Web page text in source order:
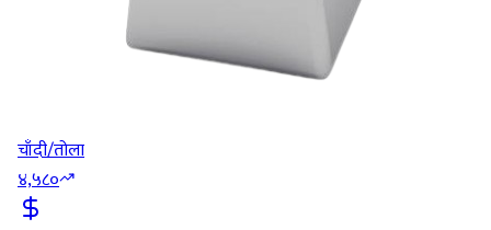
चाँदी/तोला
४,५८०